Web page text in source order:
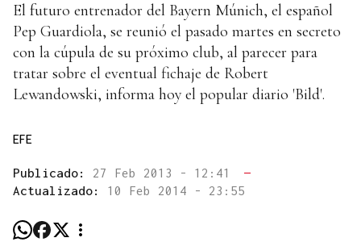
El futuro entrenador del Bayern Múnich, el español
Pep Guardiola, se reunió el pasado martes en secreto
con la cúpula de su próximo club, al parecer para
tratar sobre el eventual fichaje de Robert
Lewandowski, informa hoy el popular diario 'Bild'.
EFE
Publicado: 27 Feb 2013 - 12:41
—
Actualizado: 10 Feb 2014 - 23:55